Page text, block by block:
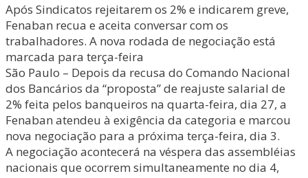
Após Sindicatos rejeitarem os 2% e indicarem greve,
Fenaban recua e aceita conversar com os
trabalhadores. A nova rodada de negociação está
marcada para terça-feira
São Paulo – Depois da recusa do Comando Nacional
dos Bancários da “proposta” de reajuste salarial de
2% feita pelos banqueiros na quarta-feira, dia 27, a
Fenaban atendeu à exigência da categoria e marcou
nova negociação para a próxima terça-feira, dia 3.
A negociação acontecerá na véspera das assembléias
nacionais que ocorrem simultaneamente no dia 4,